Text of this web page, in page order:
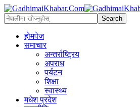
होमपेज
समाचार
अन्तर्राष्ट्रिय
अपराध
पर्यटन
शिक्षा
स्वास्थ्य
मधेश प्रदेश